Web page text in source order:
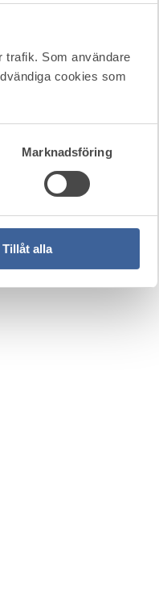
trafik. Som användare
cookies som
Marknadsföring
Tillåt alla